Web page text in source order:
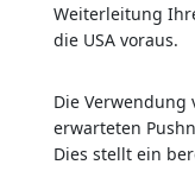
Weiterleitung
die USA voraus.
Die Verwendung
erwarteten
Dies stellt ein